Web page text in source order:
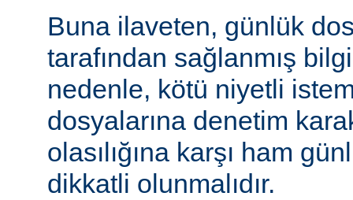
Buna ilaveten, günlük
tarafından sağlanmış
nedenle, kötü niyetli
dosyalarına denetim
olasılığına karşı ham
dikkatli olunmalıdır.